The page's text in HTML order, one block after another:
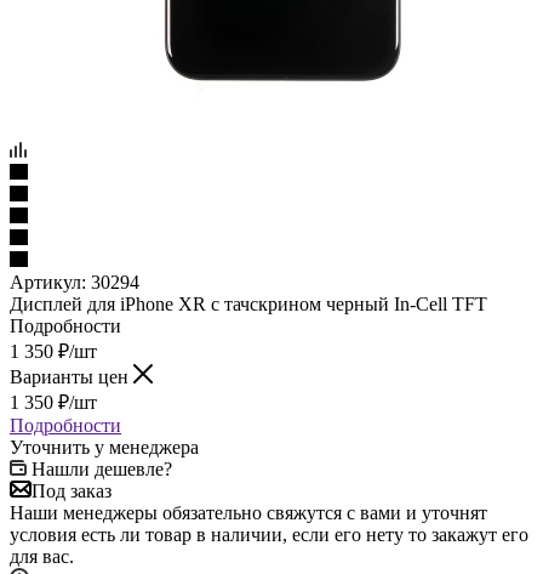
Артикул: 30294
Дисплей для iPhone XR с тачскрином черный In-Cell TFT
Подробности
1 350 ₽/шт
Варианты цен
1 350 ₽/шт
Подробности
Уточнить у менеджера
Нашли дешевле?
Под заказ
Наши менеджеры обязательно свяжутся с вами и уточнят
условия есть ли товар в наличии, если его нету то закажут его
для вас.